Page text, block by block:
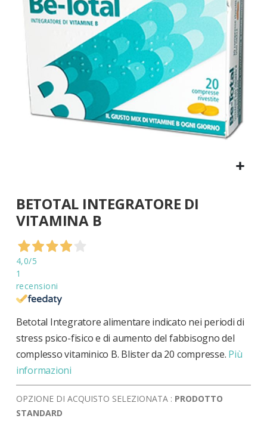
immagini
all'inizio
della
galleria
immagini
BETOTAL INTEGRATORE DI
VITAMINA B
4,0/5
1
recensioni
Betotal Integratore alimentare indicato nei periodi di
stress psico-fisico e di aumento del fabbisogno del
complesso vitaminico B. Blister da 20 compresse. Più
informazioni
OPZIONE DI ACQUISTO SELEZIONATA : PRODOTTO
STANDARD